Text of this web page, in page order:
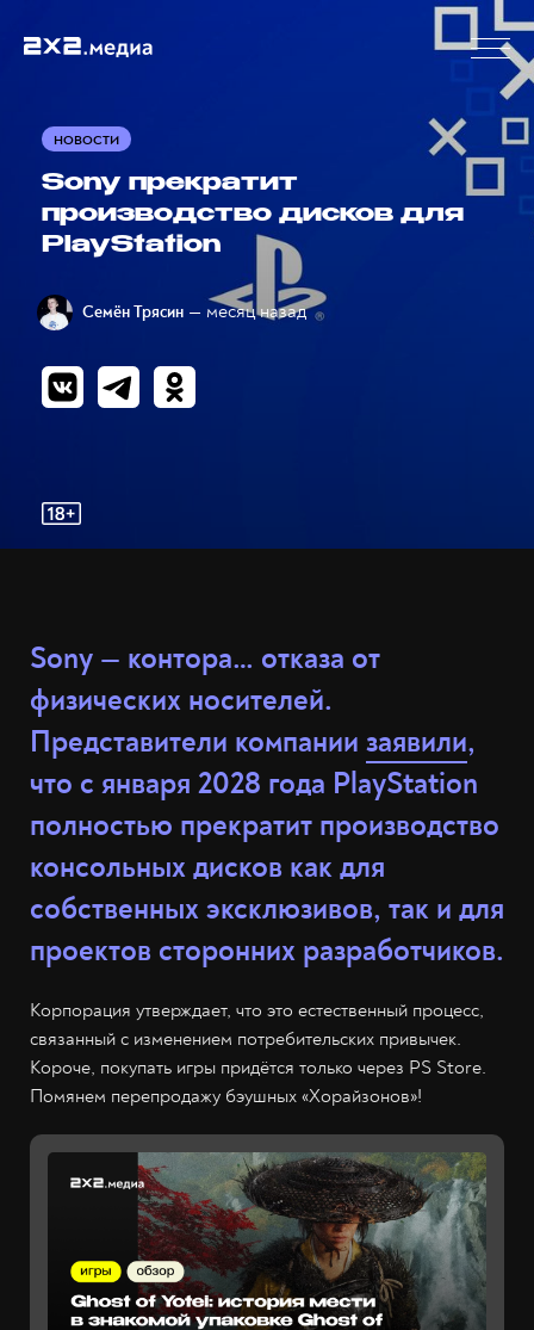
НОВОСТИ
Sony прекратит
производство дисков для
PlayStation
Семён Трясин — месяц назад
Sony — контора… отказа от
физических носителей.
Представители компании заявили,
что с января 2028 года PlayStation
полностью прекратит производство
консольных дисков как для
собственных эксклюзивов, так и для
проектов сторонних разработчиков.
Корпорация утверждает, что это естественный процесс,
связанный с изменением потребительских привычек.
Короче, покупать игры придётся только через PS Store.
Помянем перепродажу бэушных «Хорайзонов»!